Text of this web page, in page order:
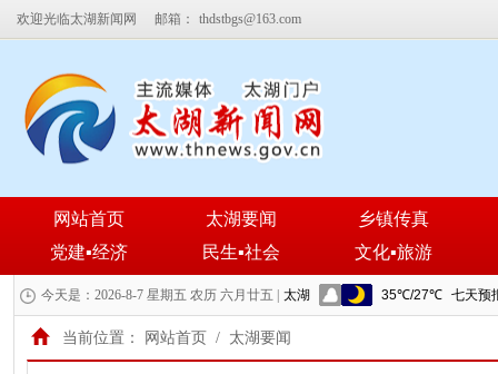
欢迎光临太湖新闻网 邮箱： thdstbgs@163.com
网站首页 太湖要闻
乡镇传真
党建▪经济
民生▪社会 文化▪旅游
今天是：2026-8-7 星期五 农历 六月廿五 |
当前位置： 网站首页 / 太湖要闻